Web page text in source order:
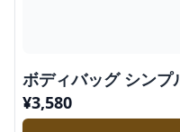
ボディバッグ シンプ
¥3,580